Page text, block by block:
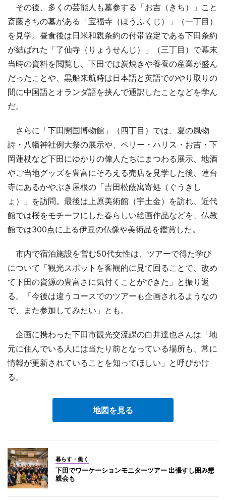
その後、多くの芸能人も墓参する「お吉（きち）」こと
斎藤きちの墓がある「宝福寺（ほうふくじ）」（一丁目）
を見学。昼食後は日米和親条約の付帯協定である下田条約
が結ばれた「了仙寺（りょうせんじ）」（三丁目）で幕末
当時の資料を閲覧し、下田では炭焼きや養蚕の産業が盛ん
だったことや、黒船来航時は日本語と英語でのやり取りの
間に中国語とオランダ語を挟んで通訳したことなどを学ん
だ。
さらに「下田開国博物館」（四丁目）では、夏の風物
詩・八幡神社例大祭の展示や、ペリー・ハリス・お吉・下
岡蓮杖など下田にゆかりの偉人たちにまつわる展示、地酒
やご当地グッズを豊富にそろえる売店を見学した後、蓮台
寺にあるかやぶき屋根の「吉田松蔭寓寄処（ぐうきし
ょ）」を訪問。最後は上原美術館（宇土金）を訪れ、近代
館では桜をモチーフにした春らしい絵画作品などを、仏教
館では300点に上る伊豆の仏像や美術品を鑑賞した。
市内で宿泊施設を営む50代女性は、ツアーで得た学び
について「観光スポットを客観的に見て回ることで、改め
て下田の資源の豊富さに気付くことができた」と振り返
る。「今後は違うコースでのツアーも企画されるようなの
で、また参加してみたい」とも。
企画に携わった下田市観光交流課の白井達也さんは「地
元に住んでいる人には当たり前となっている場所も、常に
情報が更新されていることを知ってほしい」と呼びかけ
る。
地図を見る
暮らす・働く
下田でワーケーションモニターツアー 出張すし囲み懇
親会も